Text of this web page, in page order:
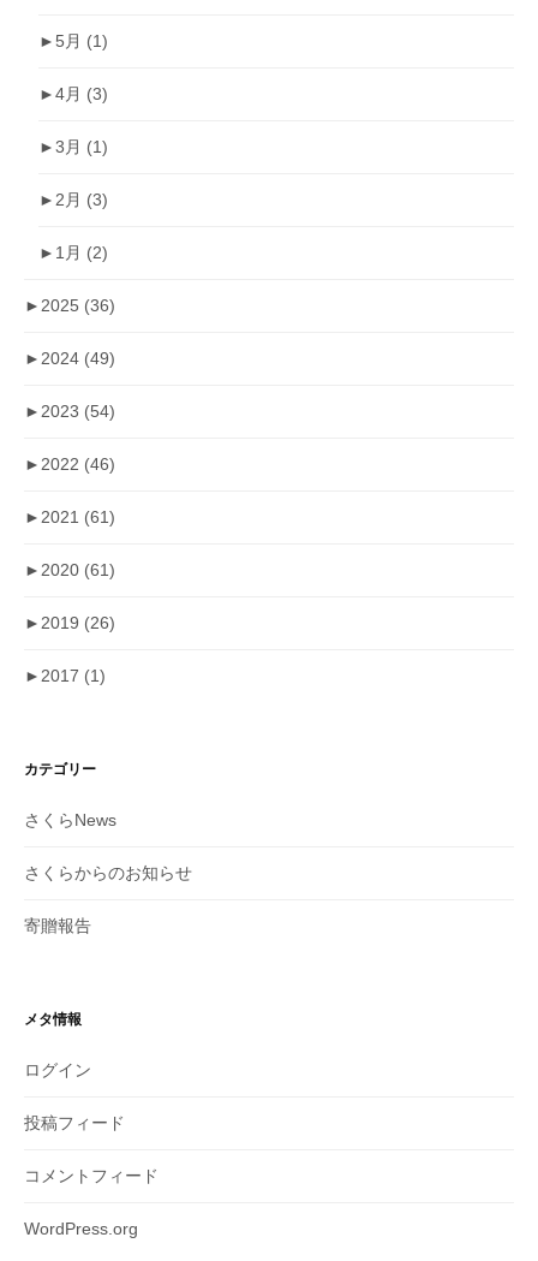
►5月 (1)
►4月 (3)
►3月 (1)
► 2月 (3)
► 1月 (2)
► 2025 (36)
► 2024 (49)
► 2023 (54)
► 2022 (46)
► 2021 (61)
► 2020 (61)
► 2019 (26)
► 2017 (1)
カテゴリー
さくらNews
さくらからのお知らせ
寄贈報告
メタ情報
ログイン
投稿フィード
コメントフィード
WordPress.org